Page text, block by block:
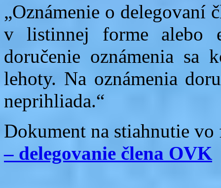
„Oznámenie o delegovaní
v listinnej forme alebo
doručenie oznámenia sa
lehoty. Na oznámenia
neprihliada.“
Dokument na stiahnutie
– delegovanie člena OVK